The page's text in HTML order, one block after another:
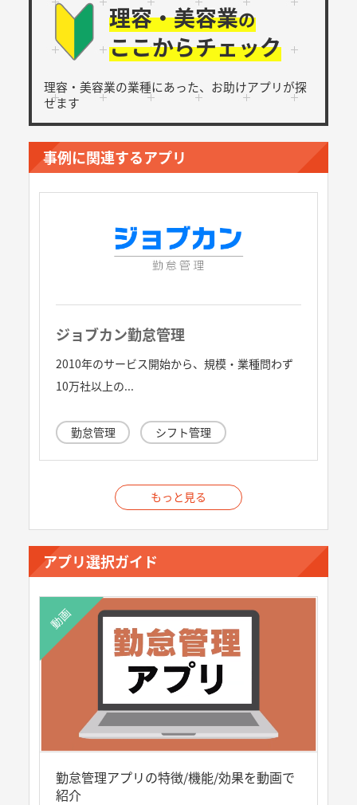
理容・美容業の
ここからチェック
理容・美容業の業種にあった、 お助けアプリが探
せます
事例に関連するアプリ
ジョブカン勤怠管理
2010年のサービス開始から、規模・業種問わず
10万社以上の...
勤怠管理 シフト管理
もっと見る
アプリ選択ガイド
動画
勤怠管理アプリの特徴/機能/効果を動画で
紹介